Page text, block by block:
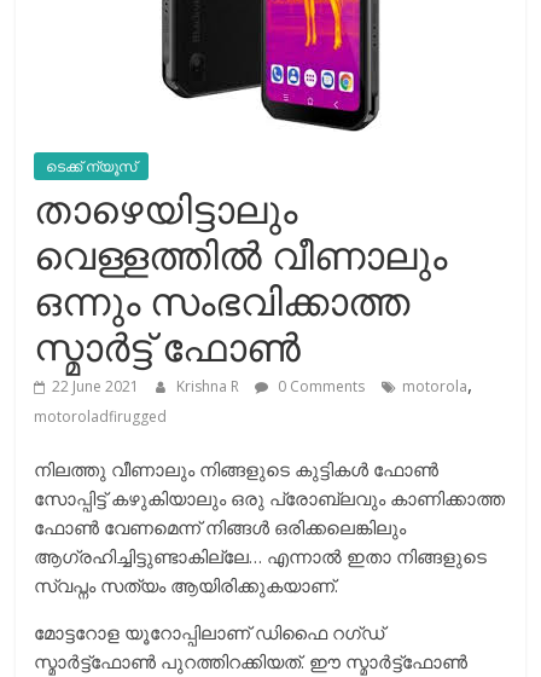
ടെക്ക് ന്യൂസ്
താഴെയിട്ടാലും
വെള്ളത്തിൽ വീണാലും
ഒന്നും സംഭവിക്കാത്ത
സ്മാർട്ട്‌ ഫോൺ
22 June 2021 Krishna R 0 Comments motorola,
motoroladfirugged
നിലത്തു വീണാലും നിങ്ങളുടെ കുട്ടികൾ ഫോൺ
സോപ്പിട്ട് കഴുകിയാലും ഒരു പ്രോബ്ലവും കാണിക്കാത്ത
ഫോൺ വേണമെന്ന് നിങ്ങൾ ഒരിക്കലെങ്കിലും
ആഗ്രഹിച്ചിട്ടുണ്ടാകില്ലേ… എന്നാൽ ഇതാ നിങ്ങളുടെ
സ്വപ്നം സത്യം ആയിരിക്കുകയാണ്.
മോട്ടറോള യൂറോപ്പിലാണ് ഡിഫൈ റഗ്ഡ്
സ്മാർട്ട്‌ഫോൺ പുറത്തിറക്കിയത്. ഈ സ്മാർട്ട്ഫോൺ